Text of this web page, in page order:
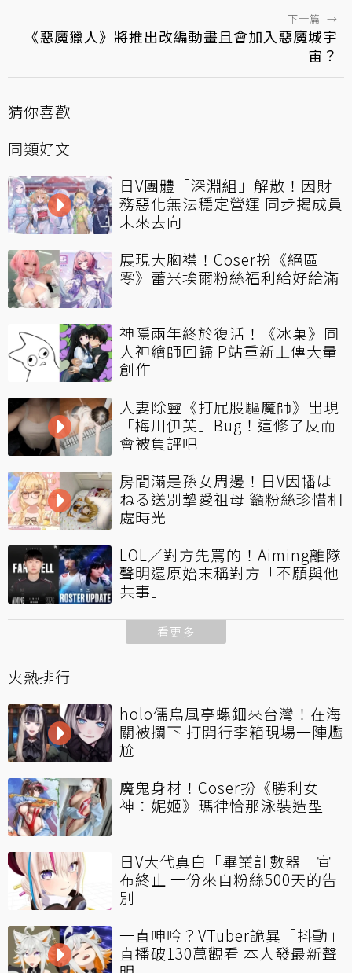
下一篇 →
《惡魔獵人》將推出改編動畫且會加入惡魔城宇
宙？
猜你喜歡
同類好文
日V團體「深淵組」解散！因財
務惡化無法穩定營運 同步揭成員
未來去向
展現大胸襟！Coser扮《絕區
零》蕾米埃爾粉絲福利給好給滿
神隱兩年終於復活！《冰菓》同
人神繪師回歸 P站重新上傳大量
創作
人妻除靈《打屁股驅魔師》出現
「梅川伊芙」Bug！這修了反而
會被負評吧
房間滿是孫女周邊！日V因幡は
ねる送別摯愛祖母 籲粉絲珍惜相
處時光
LOL／對方先罵的！Aiming離隊
聲明還原始末稱對方「不願與他
共事」
看更多
火熱排行
holo儒烏風亭螺鈿來台灣！在海
關被攔下 打開行李箱現場一陣尷
尬
魔鬼身材！Coser扮《勝利女
神：妮姬》瑪律恰那泳裝造型
日V大代真白「畢業計數器」宣
布終止 一份來自粉絲500天的告
別
一直呻吟？VTuber詭異「抖動」
直播破130萬觀看 本人發最新聲